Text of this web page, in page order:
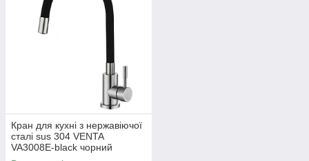
Кран для кухні з нержавіючої
сталі sus 304 VENTA
VA3008E-black чорний
гнучкий носик